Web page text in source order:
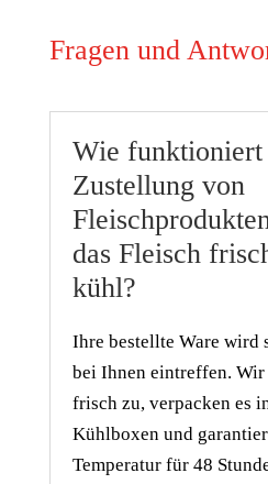
Fragen und
Wie funktioniert
Zustellung von
das Fleisch
kühl?
Ihre bestellte Ware wird
bei Ihnen eintreffen. Wir
frisch zu, verpacken es
Kühlboxen und
Temperatur für 48